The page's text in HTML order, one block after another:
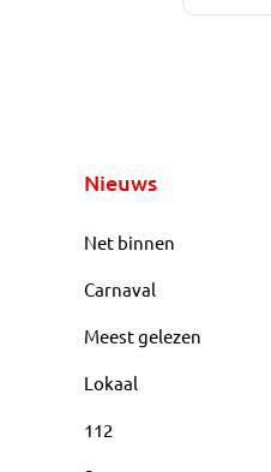
Nieuws
Net binnen
Carnaval
Meest gelezen
Lokaal
112